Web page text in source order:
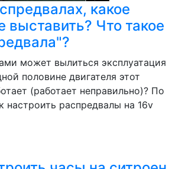
какое
выставить? Что такое
может вылиться эксплуатация
половине двигателя этот
(работает неправильно)? По
настроить распредвалы на 16v